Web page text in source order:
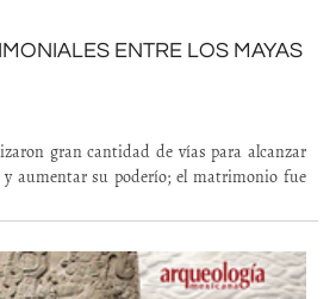
ENTRE LOS MAYAS
gran cantidad de vías para alcanzar
aumentar su poderío; el matrimonio fue